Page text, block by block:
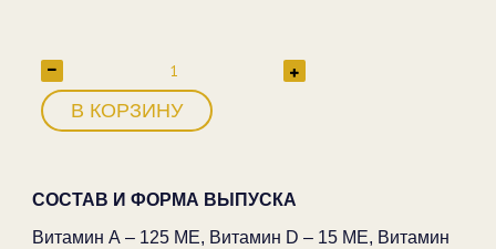
В КОРЗИНУ
СОСТАВ И ФОРМА ВЫПУСКА
Витамин А – 125 МЕ, Витамин D – 15 МЕ, Витамин